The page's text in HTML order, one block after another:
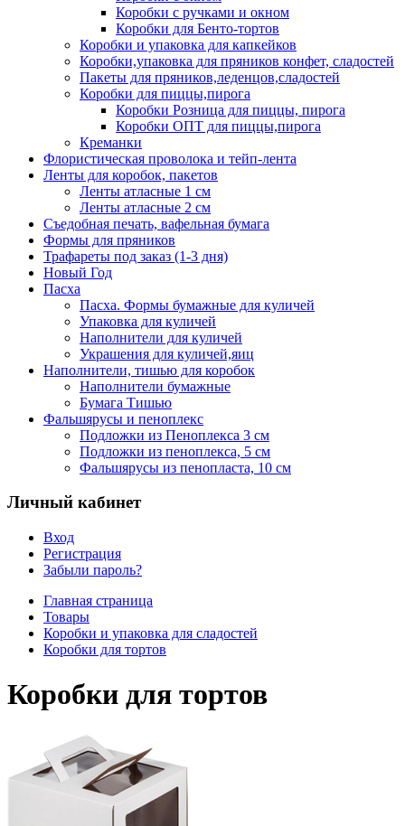
Коробки с ручками и окном
Коробки для Бенто-тортов
Коробки и упаковка для капкейков
Коробки,упаковка для пряников конфет, сладостей
Пакеты для пряников,леденцов,сладостей
Коробки для пиццы,пирога
Коробки Розница для пиццы, пирога
Коробки ОПТ для пиццы,пирога
Креманки
Флористическая проволока и тейп-лента
Ленты для коробок, пакетов
Ленты атласные 1 см
Ленты атласные 2 см
Съедобная печать, вафельная бумага
Формы для пряников
Трафареты под заказ (1-3 дня)
Новый Год
Пасха
Пасха. Формы бумажные для куличей
Упаковка для куличей
Наполнители для куличей
Украшения для куличей,яиц
Наполнители, тишью для коробок
Наполнители бумажные
Бумага Тишью
Фальшярусы и пеноплекс
Подложки из Пеноплекса 3 см
Подложки из пеноплекса, 5 см
Фальшярусы из пенопласта, 10 см
Личный кабинет
Вход
Регистрация
Забыли пароль?
Главная страница
Товары
Коробки и упаковка для сладостей
Коробки для тортов
Коробки для тортов